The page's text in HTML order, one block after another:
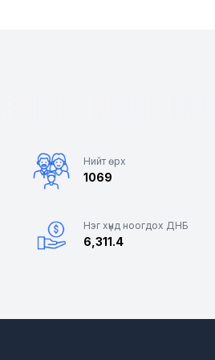
Нийт өрх
1069
Нэг хүнд ноогдох ДНБ
6,311.4